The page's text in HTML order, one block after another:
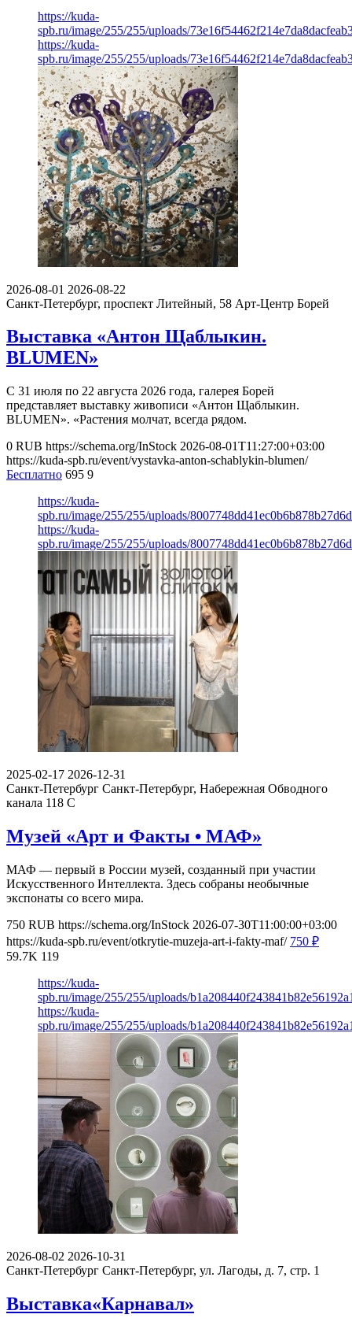
https://kuda-
spb.ru/image/255/255/uploads/
https://kuda-
spb.ru/image/255/255/uploads/
2026-08-01 2026-08-22
Санкт-Петербург, проспект Литейный, 58 Арт-Центр Борей
Выставка «Антон Щаблыкин.
BLUMEN»
С 31 июля по 22 августа 2026 года, галерея Борей
представляет выставку живописи «Антон Щаблыкин.
BLUMEN». «Растения молчат, всегда рядом.
0 RUB https://schema.org/InStock 2026-08-01T11:27:00+03:00
https://kuda-spb.ru/event/vystavka-anton-schablykin-blumen/
Бесплатно 695 9
https://kuda-
spb.ru/image/255/255/uploads/
https://kuda-
spb.ru/image/255/255/uploads/
2025-02-17 2026-12-31
Санкт-Петербург Санкт-Петербург, Набережная Обводного
канала 118 С
Музей «Арт и Факты • МАФ»
МАФ — первый в России музей, созданный при участии
Искусственного Интеллекта. Здесь собраны необычные
экспонаты со всего мира.
750 RUB https://schema.org/InStock 2026-07-30T11:00:00+03:00
https://kuda-spb.ru/event/otkrytie-muzeja-art-i-fakty-maf/ 750 ₽
59.7K 119
https://kuda-
spb.ru/image/255/255/uploads/
https://kuda-
spb.ru/image/255/255/uploads/
2026-08-02 2026-10-31
Санкт-Петербург Санкт-Петербург, ул. Лагоды, д. 7, стр. 1
Выставка«Карнавал»